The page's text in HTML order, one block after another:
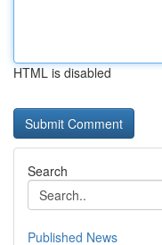
HTML is disabled
Search
Published News